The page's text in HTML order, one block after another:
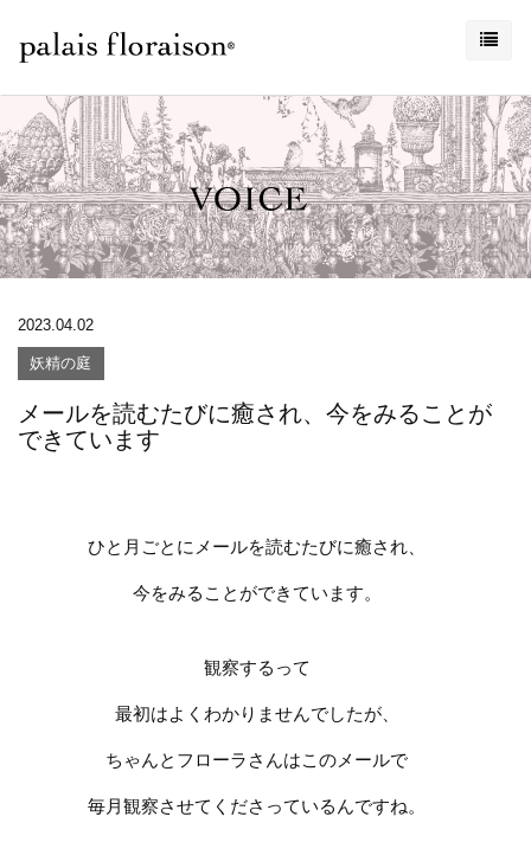
2023.04.02
妖精の庭
メールを読むたびに癒され、今をみることが
できています
ひと月ごとにメールを読むたびに癒され、
今をみることができています。
観察するって
最初はよくわかりませんでしたが、
ちゃんとフローラさんはこのメールで
毎月観察させてくださっているんですね。